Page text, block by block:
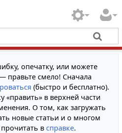
опечатку, или можете
правьте смело! Сначала
(быстро и бесплатно).
«править» в верхней части
О том, как загружать
новые статьи и о многом
в справке.